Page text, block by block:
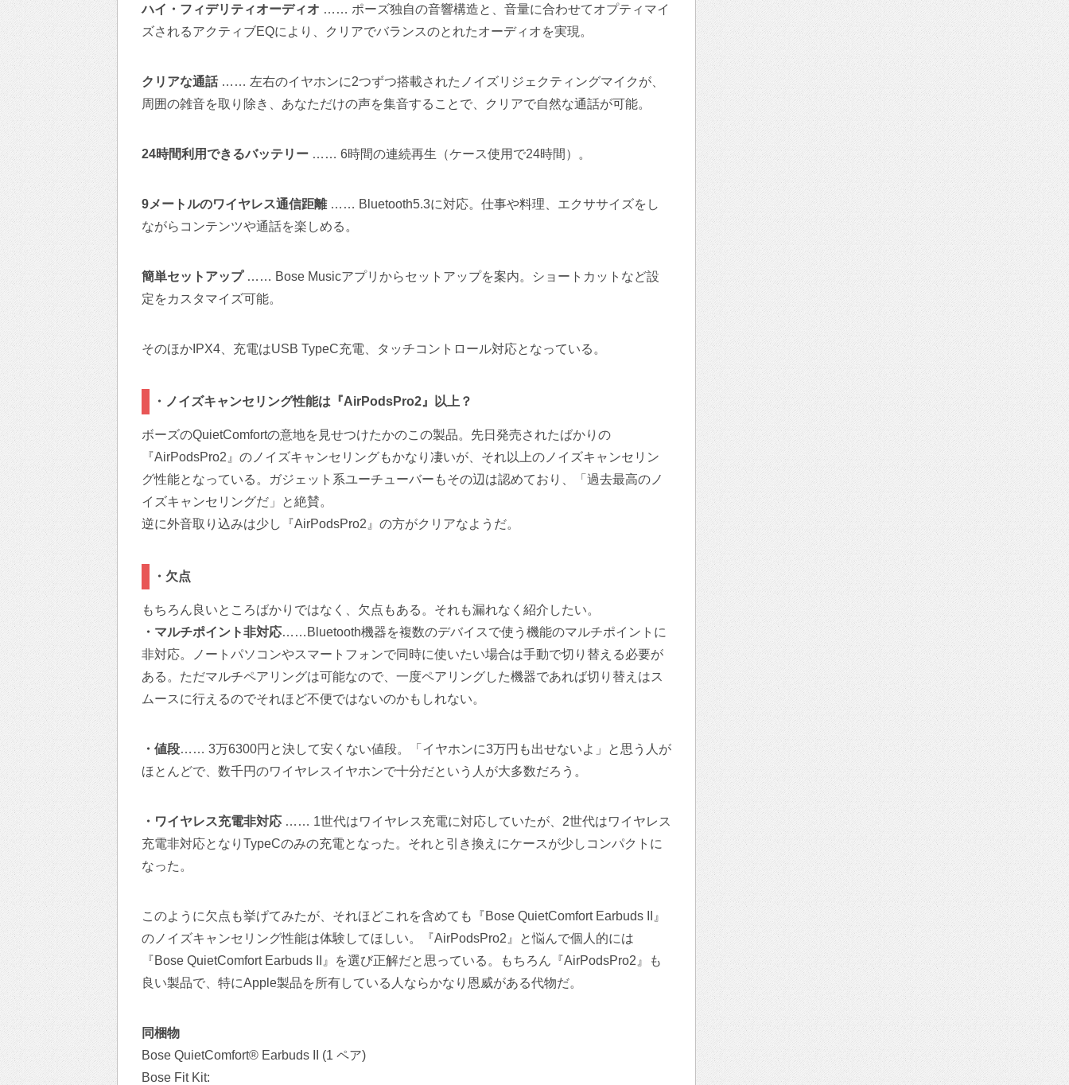
ハイ・フィデリティオーディオ …… ポーズ独自の音響構造と、音量に合わせてオプティマイ
ズされるアクティブEQにより、クリアでバランスのとれたオーディオを実現。
クリアな通話…… 左右のイヤホンに2つずつ搭載されたノイズリジェクティングマイクが、
周囲の雑音を取り除き、あなただけの声を集音することで、クリアで自然な通話が可能。
24時間利用できるバッテリー …… 6時間の連続再生（ケース使用で24時間）。
9メートルのワイヤレス通信距離…… Bluetooth5.3に対応。仕事や料理、エクササイズをし
ながらコンテンツや通話を楽しめる。
簡単セットアップ…… Bose Musicアプリからセットアップを案内。ショートカットなど設
定をカスタマイズ可能。
そのほかIPX4、充電はUSB TypeC充電、タッチコントロール対応となっている。
・ノイズキャンセリング性能は『AirPodsPro2』以上？
ボーズのQuietComfortの意地を見せつけたかのこの製品。先日発売されたばかりの
『AirPodsPro2』のノイズキャンセリングもかなり凄いが、それ以上のノイズキャンセリン
グ性能となっている。ガジェット系ユーチューバーもその辺は認めており、「過去最高のノ
イズキャンセリングだ」と絶賛。
逆に外音取り込みは少し『AirPodsPro2』の方がクリアなようだ。
・欠点
もちろん良いところばかりではなく、欠点もある。それも漏れなく紹介したい。
・マルチポイント非対応……Bluetooth機器を複数のデバイスで使う機能のマルチポイントに
非対応。ノートパソコンやスマートフォンで同時に使いたい場合は手動で切り替える必要が
ある。ただマルチペアリングは可能なので、一度ペアリングした機器であれば切り替えはス
ムースに行えるのでそれほど不便ではないのかもしれない。
・値段…… 3万6300円と決して安くない値段。「イヤホンに3万円も出せないよ」と思う人が
ほとんどで、数千円のワイヤレスイヤホンで十分だという人が大多数だろう。
・ワイヤレス充電非対応 …… 1世代はワイヤレス充電に対応していたが、2世代はワイヤレス
充電非対応となりTypeCのみの充電となった。それと引き換えにケースが少しコンパクトに
なった。
このように欠点も挙げてみたが、それほどこれを含めても『Bose QuietComfort Earbuds II』
のノイズキャンセリング性能は体験してほしい。『AirPodsPro2』と悩んで個人的には
『Bose QuietComfort Earbuds II』を選び正解だと思っている。もちろん『AirPodsPro2』も
良い製品で、特にApple製品を所有している人ならかなり恩威がある代物だ。
同梱物
Bose QuietComfort® Earbuds II (1 ペア)
Bose Fit Kit: